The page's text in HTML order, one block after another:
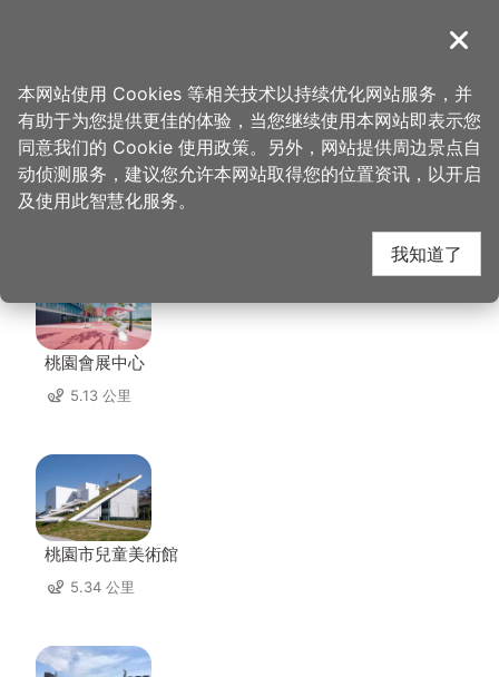
導覽
首页 > 想去的地方 > 美食、购物 > 大中坜鹅庄
大中坜鹅庄 周边景点
桃園會展中心
5.13 公里
桃園市兒童美術館
5.34 公里
关闭
本网站使用 Cookies 等相关技术以持续优化网站服务，并
有助于为您提供更佳的体验，当您继续使用本网站即表示您
同意我们的 Cookie 使用政策。另外，网站提供周边景点自
动侦测服务，建议您允许本网站取得您的位置资讯，以开启
及使用此智慧化服务。
我知道了